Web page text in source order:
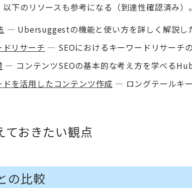
下のリソースも参考になる（到達性確認済み）。
— Ubersuggestの機能と使い方を詳しく解説し
リサーチ — SEOにおけるキーワードリサーチ
— コンテンツSEOの基本的な考え方を学べる
を活用したコンテンツ作成 — ロングテールキ
ておきたい観点
の比較